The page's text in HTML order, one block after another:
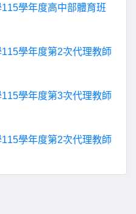
學年度高中部體育班
學年度第2次代理教師
學年度第3次代理教師
學年度第2次代理教師